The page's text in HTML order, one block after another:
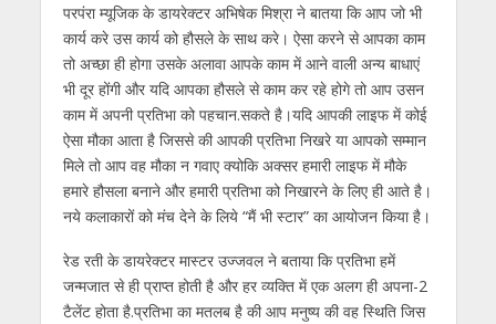
परपंरा म्यूजिक के डायरेक्टर अभिषेक मिश्रा ने बातया कि आप जो भी
कार्य करे उस कार्य को हौसले के साथ करे। ऐसा करने से आपका काम
तो अच्छा ही होगा उसके अलावा आपके काम में आने वाली अन्य बाधाएं
भी दूर होंगी और यदि आपका हौसले से काम कर रहे होगे तो आप उसन
काम में अपनी प्रतिभा को पहचान.सकते है।यदि आपकी लाइफ में कोई
ऐसा मौका आता है जिससे की आपकी प्रतिभा निखरे या आपको सम्मान
मिले तो आप वह मौका न गवाए क्योकि अक्सर हमारी लाइफ में मौके
हमारे हौसला बनाने और हमारी प्रतिभा को निखारने के लिए ही आते है।
नये कलाकारों को मंच देने के लिये “मैं भी स्टार” का आयोजन किया है।
रेड रती के डायरेक्टर मास्टर उज्जवल ने बताया कि प्रतिभा हमें
जन्मजात से ही प्राप्त होती है और हर व्यक्ति में एक अलग ही अपना-2
टैलेंट होता है.प्रतिभा का मतलब है की आप मनुष्य की वह स्थिति जिस